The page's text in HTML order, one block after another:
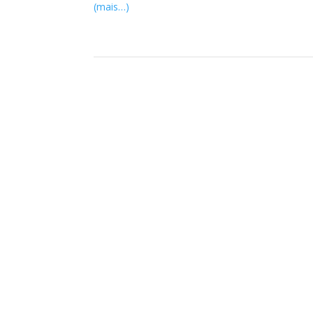
(mais…)